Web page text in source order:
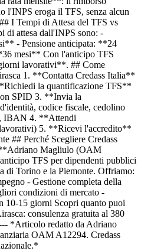
l'INPS eroga il TFS, senza alcun
I Tempi di Attesa del TFS vs
di attesa dall'INPS sono: -
- Pensione anticipata: **24
mesi** Con l'anticipo TFS
lavorativi**. ## Come
1. **Contatta Credass Italia**
la quantificazione TFS**
SPID 3. **Invia la
codice fiscale, cedolino
IBAN 4. **Attendi
5. **Ricevi l'accredito**
## Perché Scegliere Credass
**Adriano Magliulo (OAM
TFS per dipendenti pubblici
di Torino e la Piemonte. Offriamo:
- Gestione completa della
condizioni di mercato -
10-15 giorni Scopri quanto puoi
consulenza gratuita al 380
*Articolo redatto da Adriano
OAM A12294. Credass